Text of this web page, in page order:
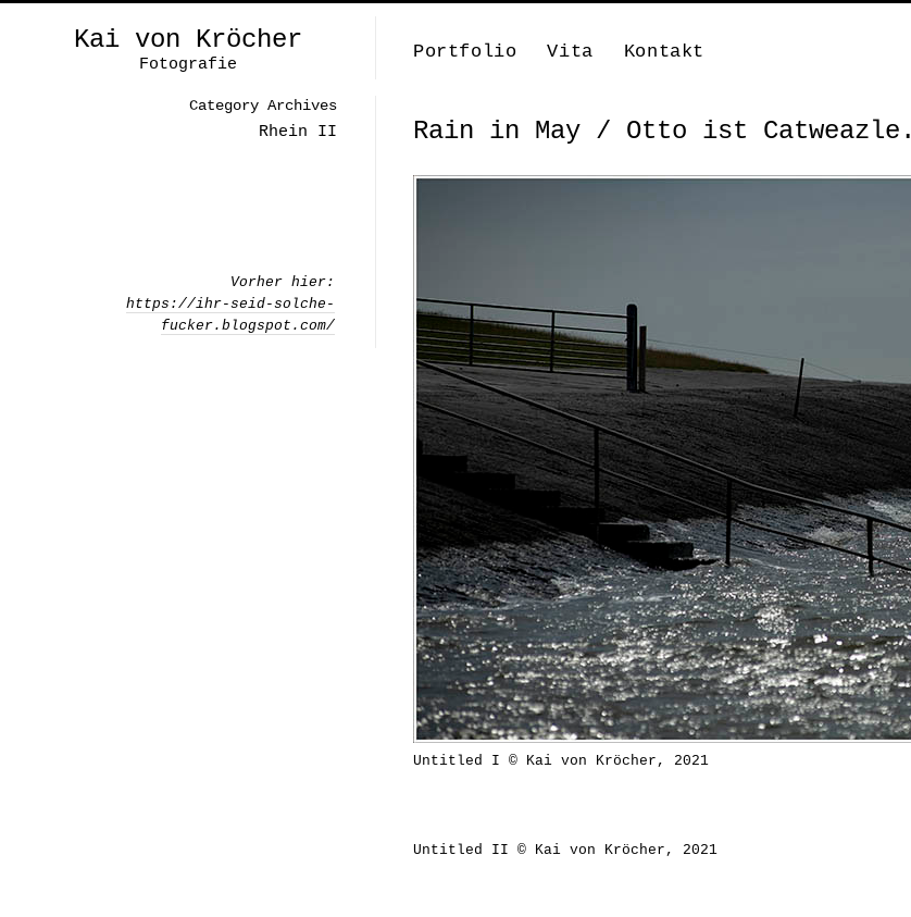
Kai von Kröcher
Fotografie
Portfolio Vita Kontakt
Rain in May / Otto ist Catweazle.
Untitled I © Kai von Kröcher, 2021
Untitled II © Kai von Kröcher, 2021
Category Archives
Rhein II
Vorher hier:
https://ihr-seid-solche-
fucker.blogspot.com/